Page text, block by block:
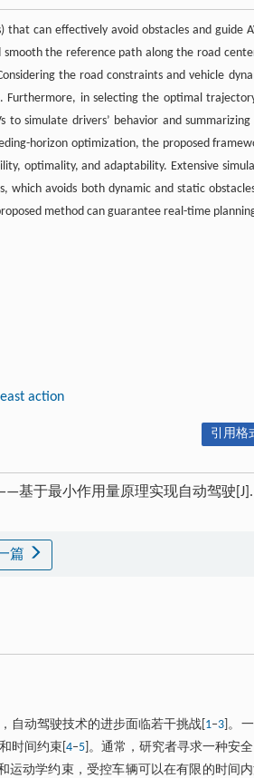
can effectively avoid obstacles and guide
the reference path along the road
the road constraints and vehicle
Furthermore, in selecting the optimal
to simulate drivers’ behavior and
horizon optimization, the proposed
optimality, and adaptability. Extensive
which avoids both dynamic and static
method can guarantee real-time
action
引用格
基于最小作用量原理实现自动驾驶[J].
篇
自动驾驶技术的进步面临若干挑战[ 1‒3 ]。
时间约束[ 4‒5]。通常，研究者寻求一种安
运动学约束，受控车辆可以在有限的时间